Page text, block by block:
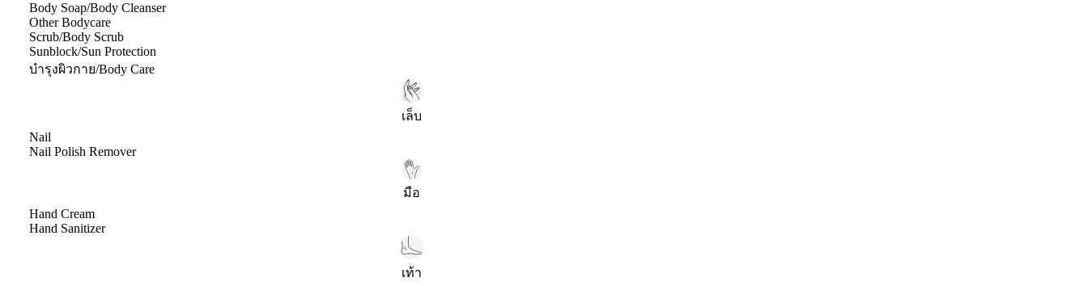
Body Soap/Body Cleanser
Other Bodycare
Scrub/Body Scrub
Sunblock/Sun Protection
บำรุงผิวกาย/Body Care
เล็บ
Nail
Nail Polish Remover
มือ
Hand Cream
Hand Sanitizer
เท้า